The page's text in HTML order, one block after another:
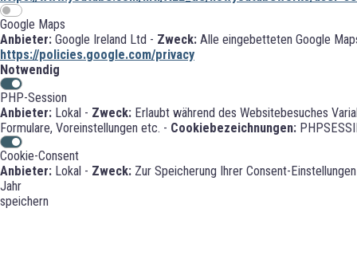
Google Maps
Anbieter: Google Ireland Ltd - Zweck: Alle eingebetteten Google
https://policies.google.com/privacy
Notwendig
PHP-Session
Anbieter: Lokal - Zweck: Erlaubt während des Websitebesuches
Formulare, Voreinstellungen etc. - Cookiebezeichnungen:
Cookie-Consent
Anbieter: Lokal - Zweck: Zur Speicherung Ihrer Consent-
Jahr
speichern